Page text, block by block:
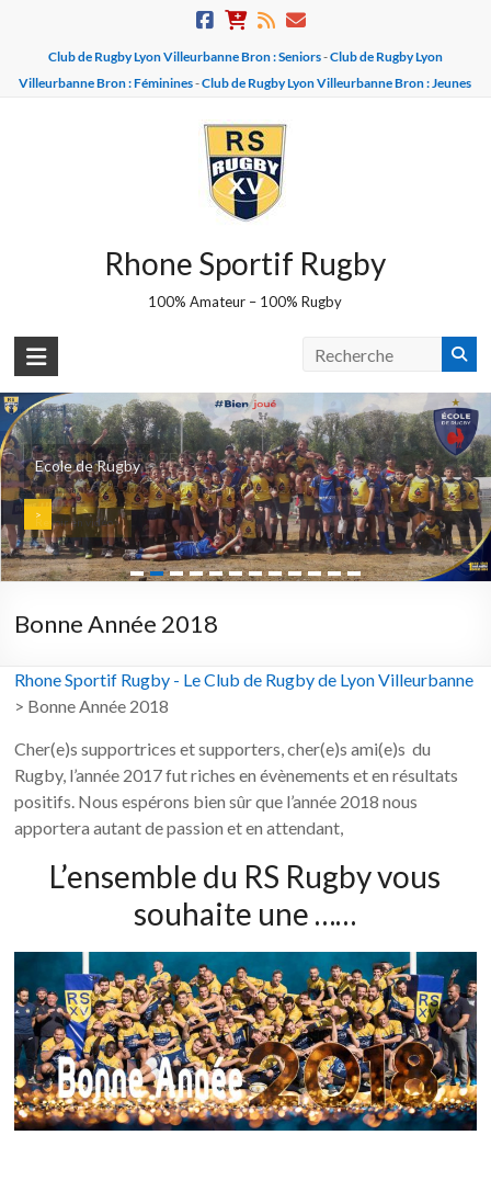
content
Club de Rugby Lyon Villeurbanne Bron : Seniors-Club de Rugby Lyon
Villeurbanne Bron : Féminines-Club de Rugby Lyon Villeurbanne Bron : Jeunes
Rhone Sportif Rugby
100% Amateur – 100% Rugby
Equipe U16 - BROZERS
Champions 2025-2026 - Vice champions 2026-2027 !
Revoir en vidéo >
Ecole de Rugby
>
Bonne Année 2018
Rhone Sportif Rugby - Le Club de Rugby de Lyon Villeurbanne
> Bonne Année 2018
Cher(e)s supportrices et supporters, cher(e)s ami(e)s du
Rugby, l’année 2017 fut riches en évènements et en résultats
positifs. Nous espérons bien sûr que l’année 2018 nous
apportera autant de passion et en attendant,
L’ensemble du RS Rugby vous
souhaite une ……